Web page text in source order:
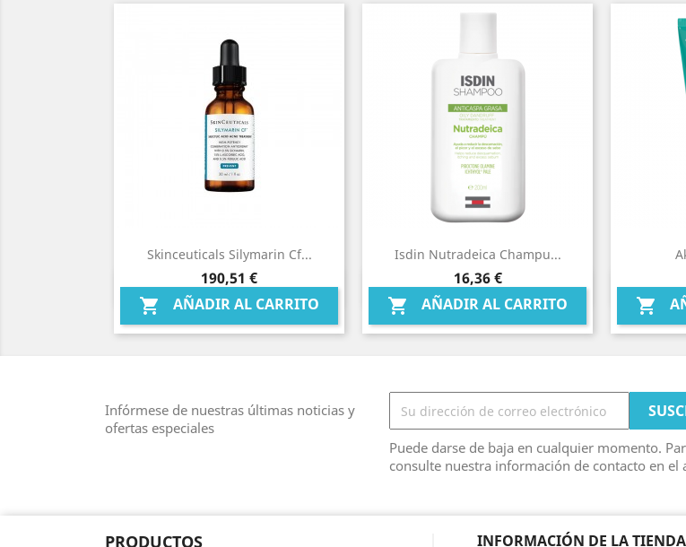
Skinceuticals Silymarin Cf...
Precio
190,51 €
 AÑADIR AL CARRITO
Vista rápida
Isdin Nutradeica Champu...
Precio
16,36 €
 AÑADIR AL CARRITO
Vista rápida

Infórmese de nuestras últimas noticias y
ofertas especiales
Puede darse de baja en cualquier momento.
consulte nuestra información de contacto en el
PRODUCTOS INFORMACIÓN DE LA TIENDA